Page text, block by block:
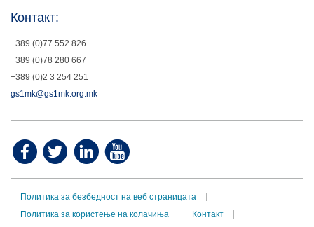
Контакт:
+389 (0)77 552 826
+389 (0)78 280 667
+389 (0)2 3 254 251
gs1mk@gs1mk.org.mk
Политика за безбедност на веб страницата
Политика за користење на колачиња
Контакт